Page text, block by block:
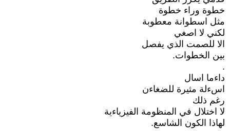
خطوة وراء خطوة
مثل اسطوانة معطوبة
لكني لا اصغي
الا للصمت الذي يفصل
بين الخطوات.
.
داءما اسال
اسءلة مثيرة للضغاءن
رغم ذلك
لا اختلال في المنظومة الفيزياءية
لهاذا الكون الشاسع.